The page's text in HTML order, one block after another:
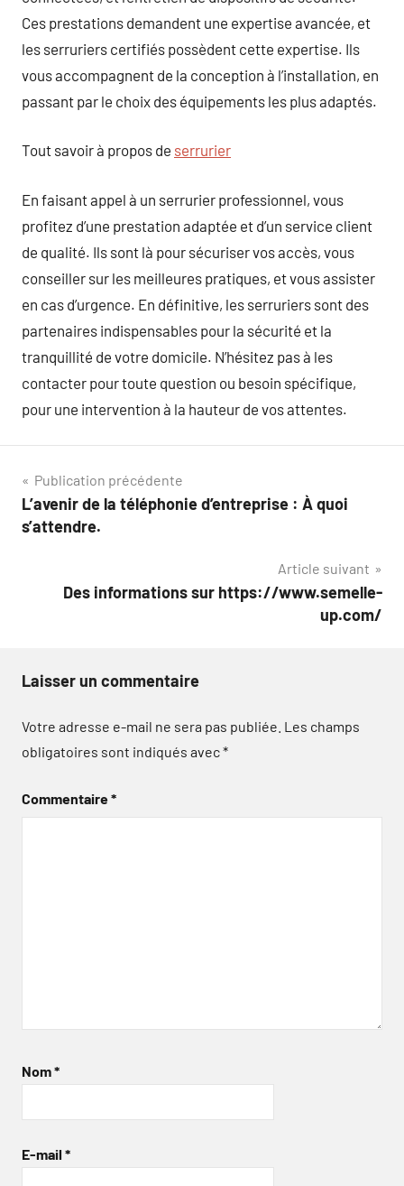
Ces prestations demandent une expertise avancée, et
les serruriers certifiés possèdent cette expertise. Ils
vous accompagnent de la conception à l’installation, en
passant par le choix des équipements les plus adaptés.
Tout savoir à propos de serrurier
En faisant appel à un serrurier professionnel, vous
profitez d’une prestation adaptée et d’un service client
de qualité. Ils sont là pour sécuriser vos accès, vous
conseiller sur les meilleures pratiques, et vous assister
en cas d’urgence. En définitive, les serruriers sont des
partenaires indispensables pour la sécurité et la
tranquillité de votre domicile. N’hésitez pas à les
contacter pour toute question ou besoin spécifique,
pour une intervention à la hauteur de vos attentes.
Navigation
de
Publication précédente
L’avenir de la téléphonie d’entreprise : À quoi
s’attendre.
Article suivant
Des informations sur https://www.semelle-
up.com/
Laisser un commentaire
Votre adresse e-mail ne sera pas publiée. Les champs
obligatoires sont indiqués avec*
Commentaire*
Nom*
E-mail *